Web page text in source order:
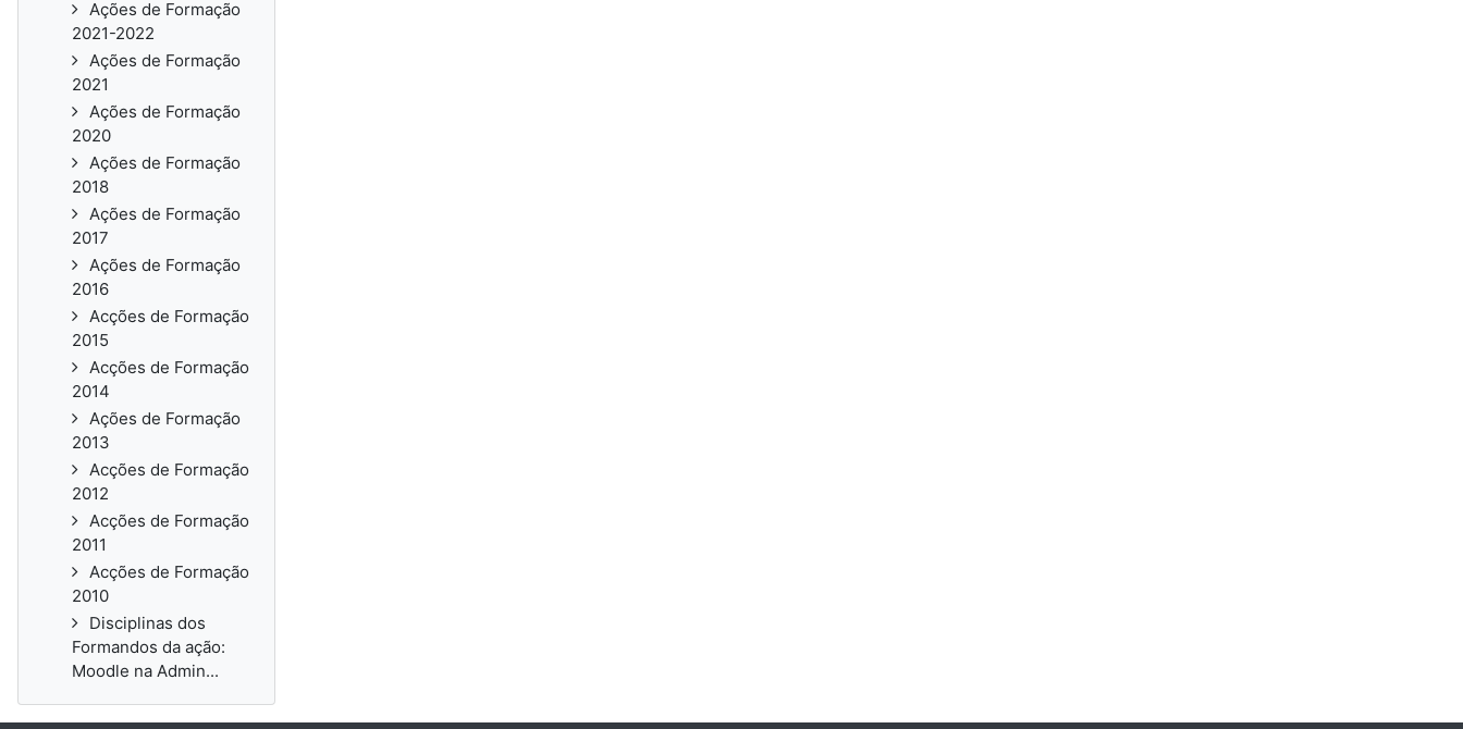
Ações de Formação
2021-2022
Ações de Formação
2021
Ações de Formação
2020
Ações de Formação
2018
Ações de Formação
2017
Ações de Formação
2016
Acções de Formação
2015
Acções de Formação
2014
Ações de Formação
2013
Acções de Formação
2012
Acções de Formação
2011
Acções de Formação
2010
Disciplinas dos
Formandos da ação:
Moodle na Admin...